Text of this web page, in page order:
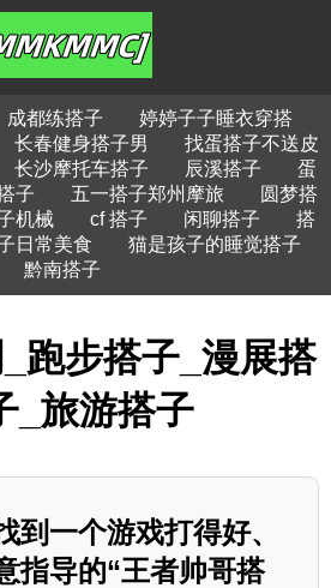
成都练搭子
婷婷子子睡衣穿搭
长春健身搭子男
找蛋搭子不送皮
长沙摩托车搭子 辰溪搭子
蛋
子 五一搭子郑州摩旅
圆梦搭
机械 cf 搭子 闲聊搭子
搭
日常美食
猫是孩子的睡觉搭子
黔南搭子
跑步搭子_漫展搭
_旅游搭子
到一个游戏打得好、
指导的“王者帅哥搭